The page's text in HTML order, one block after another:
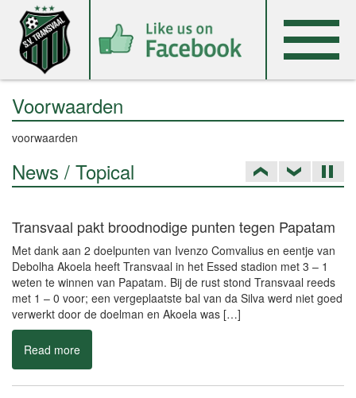
Voorwaarden
voorwaarden
News / Topical
Transvaal pakt broodnodige punten tegen Papatam
Met dank aan 2 doelpunten van Ivenzo Comvalius en eentje van
Debolha Akoela heeft Transvaal in het Essed stadion met 3 – 1
weten te winnen van Papatam. Bij de rust stond Transvaal reeds
met 1 – 0 voor; een vergeplaatste bal van da Silva werd niet goed
verwerkt door de doelman en Akoela was […]
Read more